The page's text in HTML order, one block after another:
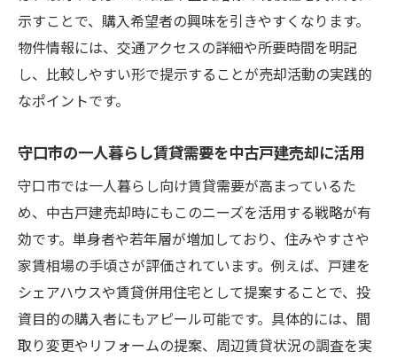
示すことで、購入希望者の興味を引きやすくなります。
物件情報には、交通アクセスの詳細や所要時間を明記
し、比較しやすい形で提示することが売却活動の実践的
なポイントです。
守口市の一人暮らし賃貸需要を中古戸建売却に活用
守口市では一人暮らし向け賃貸需要が高まっているた
め、中古戸建売却時にもこのニーズを活用する戦略が有
効です。単身者や若年層が増加しており、住みやすさや
家賃相場の手頃さが評価されています。例えば、戸建を
シェアハウスや賃貸併用住宅として提案することで、投
資目的の購入者にもアピール可能です。具体的には、間
取り変更やリフォームの提案、周辺賃貸状況の調査を実